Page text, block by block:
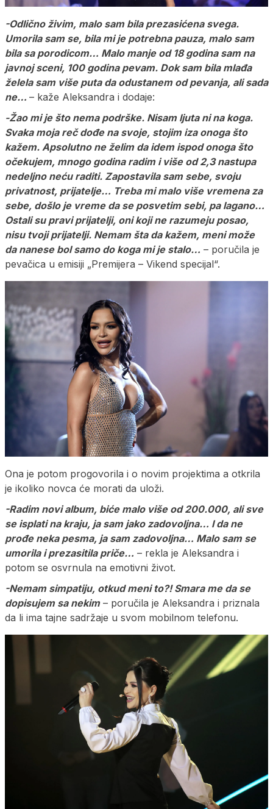
-Odlično živim, malo sam bila prezasićena svega.
Umorila sam se, bila mi je potrebna pauza, malo sam
bila sa porodicom… Malo manje od 18 godina sam na
javnoj sceni, 100 godina pevam. Dok sam bila mlađa
želela sam više puta da odustanem od pevanja, ali sada
ne… – kaže Aleksandra i dodaje:
-Žao mi je što nema podrške. Nisam ljuta ni na koga.
Svaka moja reč dođe na svoje, stojim iza onoga što
kažem. Apsolutno ne želim da idem ispod onoga što
očekujem, mnogo godina radim i više od 2,3 nastupa
nedeljno neću raditi. Zapostavila sam sebe, svoju
privatnost, prijatelje… Treba mi malo više vremena za
sebe, došlo je vreme da se posvetim sebi, pa lagano…
Ostali su pravi prijatelji, oni koji ne razumeju posao,
nisu tvoji prijatelji. Nemam šta da kažem, meni može
da nanese bol samo do koga mi je stalo… – poručila je
pevačica u emisiji „Premijera – Vikend specijal“.
Ona je potom progovorila i o novim projektima a otkrila
je ikoliko novca će morati da uloži.
-Radim novi album, biće malo više od 200.000, ali sve
se isplati na kraju, ja sam jako zadovoljna… I da ne
prođe neka pesma, ja sam zadovoljna… Malo sam se
umorila i prezasitila priče… – rekla je Aleksandra i
potom se osvrnula na emotivni život.
-Nemam simpatiju, otkud meni to?! Smara me da se
dopisujem sa nekim– poručila je Aleksandra i priznala
da li ima tajne sadržaje u svom mobilnom telefonu.